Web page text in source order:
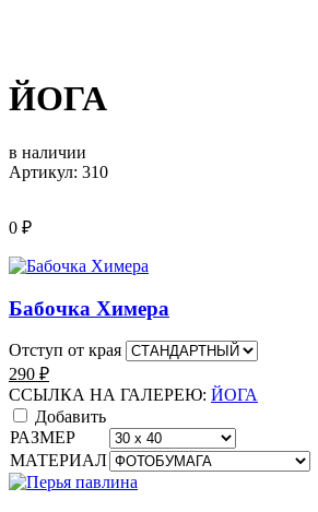
ЙОГА
в наличии
Артикул: 310
0 ₽
Бабочка Химера
Отступ от края
290 ₽
ССЫЛКА НА ГАЛЕРЕЮ: ЙОГА
Добавить
РАЗМЕР
МАТЕРИАЛ